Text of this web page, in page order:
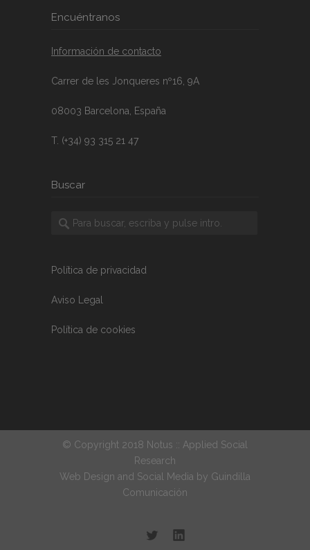
Encuéntranos
Información de contacto
Carrer de les Jonqueres nº16, 9A
08003 Barcelona, España
T. (+34) 93 315 21 47
Buscar
Política de privacidad
Aviso Legal
Política de cookies
© Copyright 2018 Notus :: Applied Social
Research
Web Design and Social Media by Guindilla
Comunicación